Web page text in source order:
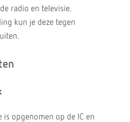
radio en televisie.
kun je deze tegen
is opgenomen op de IC en